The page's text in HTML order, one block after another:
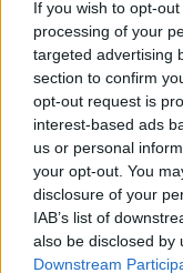
If you wish to opt-
processing of your
targeted advertising
section to confirm
opt-out request is
interest-based ads
us or personal
your opt-out. You
disclosure of your
IAB’s list of
also be disclosed by
Downstream
ferată
la